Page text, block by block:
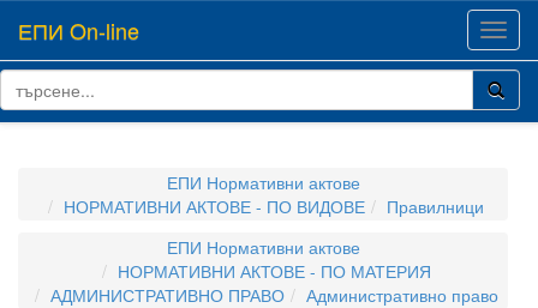
ЕПИ On-line
ЕПИ Нормативни актове
НОРМАТИВНИ АКТОВЕ - ПО ВИДОВЕ
Правилници
ЕПИ Нормативни актове
НОРМАТИВНИ АКТОВЕ - ПО МАТЕРИЯ
АДМИНИСТРАТИВНО ПРАВО
Административно право